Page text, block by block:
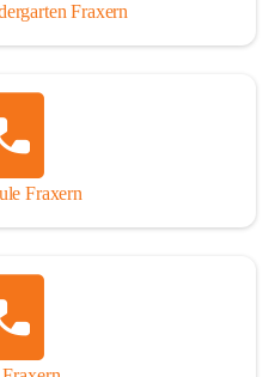
Fraxern
Fraxern